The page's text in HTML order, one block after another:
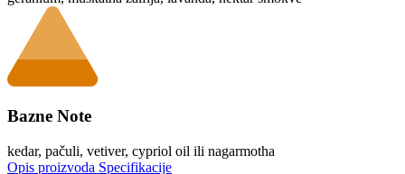
Bazne Note
kedar, pačuli, vetiver, cypriol oil ili nagarmotha
Opis proizvoda Specifikacije